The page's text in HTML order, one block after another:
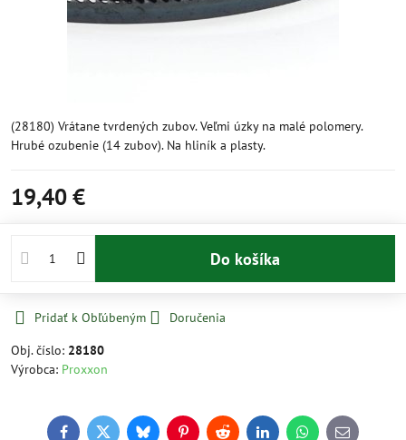
(28180) Vrátane tvrdených zubov. Veľmi úzky na malé polomery.
Hrubé ozubenie (14 zubov). Na hliník a plasty.
19,40 €
Do košíka
Pridať k Obľúbeným
Doručenia
Obj. číslo: 28180
Výrobca: Proxxon